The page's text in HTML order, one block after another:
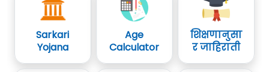
Sarkari
Yojana
Age
Calculator
शिक्षणानुसा
र जाहिराती